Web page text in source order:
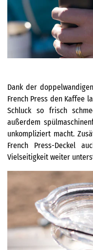
Dank der
French Press den Kaffee
Schluck so frisch
außerdem
unkompliziert macht.
French Press-Deckel
Vielseitigkeit weiter